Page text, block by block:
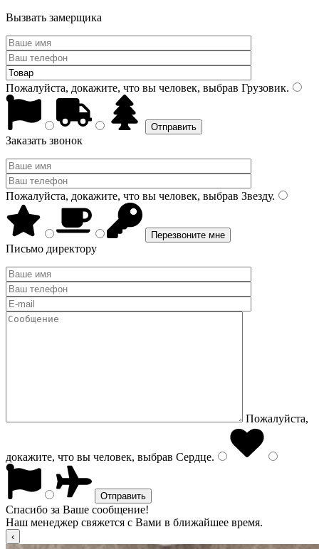
Вызвать замерщика
Пожалуйста, докажите, что вы человек, выбрав Грузовик.
Заказать звонок
Пожалуйста, докажите, что вы человек, выбрав Звезду.
Письмо директору
Пожалуйста,
докажите, что вы человек, выбрав Сердце.
Спасибо за Ваше сообщение!
Наш менеджер свяжется с Вами в ближайшее время.